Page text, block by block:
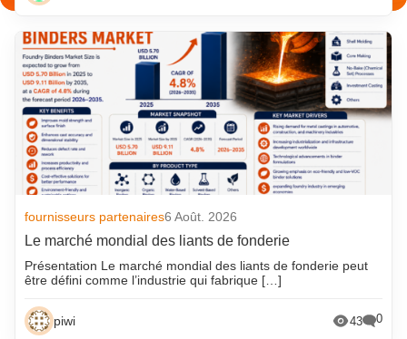
fournisseurs partenaires6 Août. 2026
Le marché mondial des liants de fonderie
Présentation Le marché mondial des liants de fonderie peut
être défini comme l’industrie qui fabrique […]
piwi 43 0